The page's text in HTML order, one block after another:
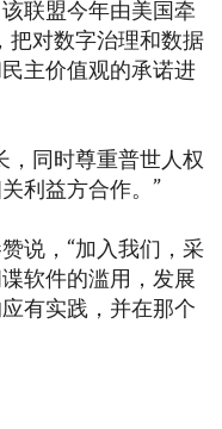
联盟今年由美国牵
把对数字治理和数据
主价值观的承诺进
，同时尊重普世人权
利益方合作。”
说，“加入我们，采
软件的滥用，发展
有实践，并在那个